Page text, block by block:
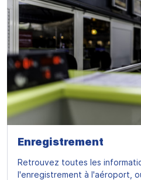
Enregistrement
Retrouvez toutes les
l'enregistrement à l'aéroport,